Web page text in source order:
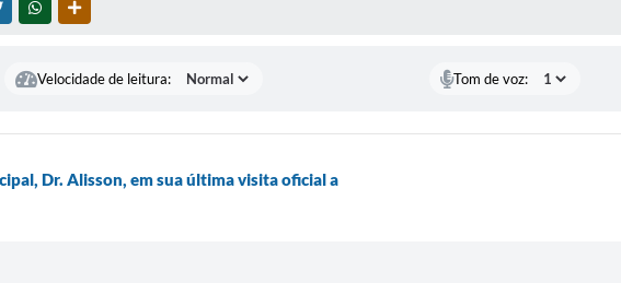
TWITTERWHATSAPP
Velocidade de leitura: Tom de voz:
Dr. Alisson, em sua última visita oficial a